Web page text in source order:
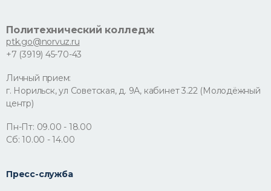
Политехнический колледж
ptk.go@norvuz.ru
+7 (3919) 45-70-43
Личный прием:
г. Норильск, ул Советская, д. 9А, кабинет 3.22 (Молодёжный
центр)
Пн-Пт: 09.00 - 18.00
Сб: 10.00 - 14.00
Пресс-служба